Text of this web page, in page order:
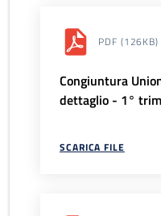
PDF (126KB)
Congiuntura
dettaglio - 1°
SCARICA FILE